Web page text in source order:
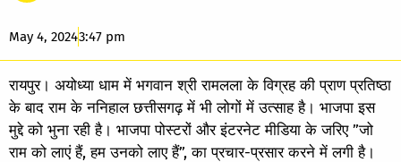
May 4, 20243:47 pm
रायपुर। अयोध्या धाम में भगवान श्री रामलला के विग्रह की प्राण प्रतिष्ठा
के बाद राम के ननिहाल छत्तीसगढ़ में भी लोगों में उत्साह है। भाजपा इस
मुद्दे को भुना रही है। भाजपा पोस्टरों और इंटरनेट मीडिया के जरिए ”जो
राम को लाएं हैं, हम उनको लाए हैं”, का प्रचार-प्रसार करने में लगी है।